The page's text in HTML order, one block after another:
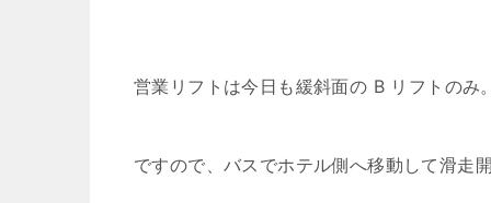
営業リフトは今日も緩斜面の B リフトのみ。
ですので、バスでホテル側へ移動して滑走開